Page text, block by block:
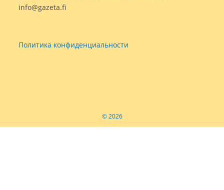
info@gazeta.fi
Политика конфиденциальности
© 2026